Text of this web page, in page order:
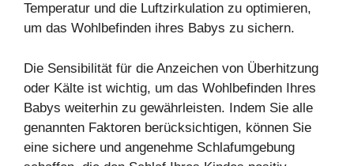
Temperatur und die Luftzirkulation zu optimieren,
um das Wohlbefinden ihres Babys zu sichern.
Die Sensibilität für die Anzeichen von Überhitzung
oder Kälte ist wichtig, um das Wohlbefinden Ihres
Babys weiterhin zu gewährleisten. Indem Sie alle
genannten Faktoren berücksichtigen, können Sie
eine sichere und angenehme Schlafumgebung